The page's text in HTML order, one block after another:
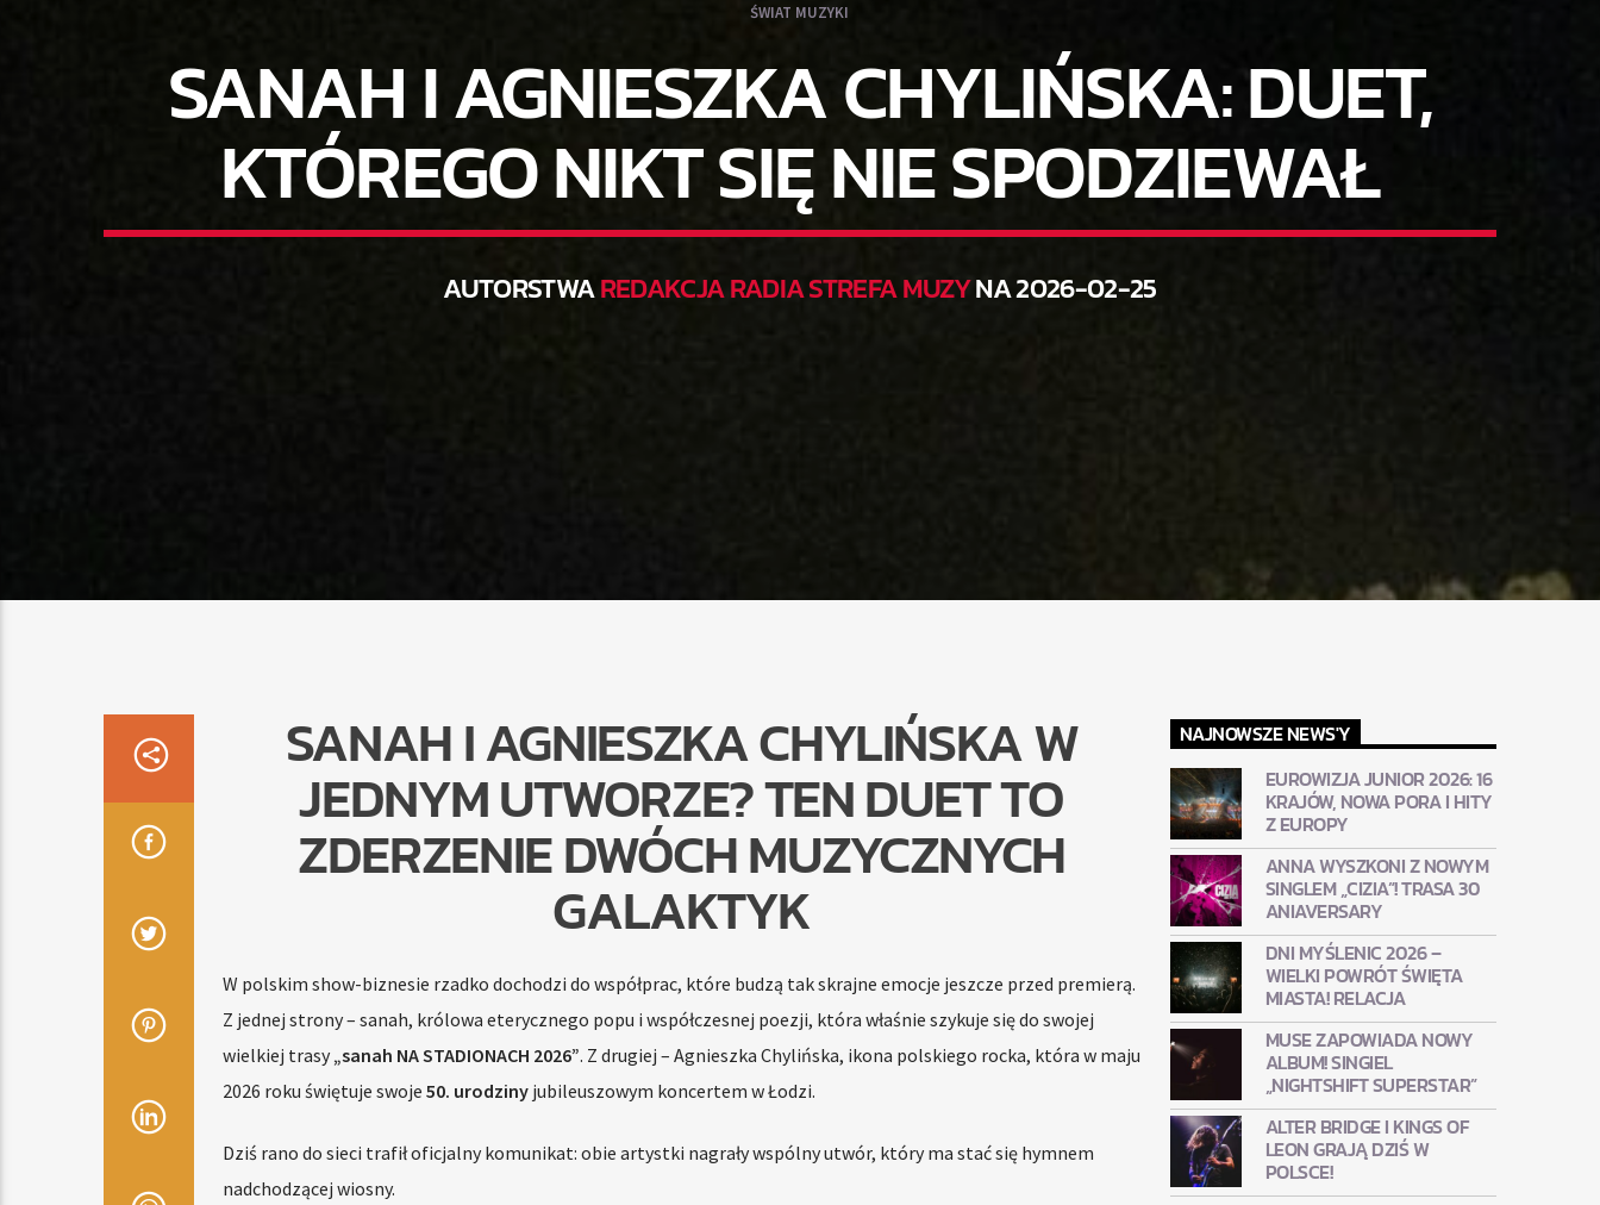
ŚWIAT MUZYKI
SANAH I AGNIESZKA CHYLIŃSKA: DUET,
KTÓREGO NIKT SIĘ NIE SPODZIEWAŁ
AUTORSTWAREDAKCJA RADIA STREFA MUZYNA 2026-02-25
SANAH I AGNIESZKA CHYLIŃSKA W
JEDNYM UTWORZE? TEN DUET TO
ZDERZENIE DWÓCH MUZYCZNYCH
GALAKTYK
W polskim show-biznesie rzadko dochodzi do współprac, które budzą tak skrajne emocje jeszcze przed premierą.
Z jednej strony – sanah, królowa eterycznego popu i współczesnej poezji, która właśnie szykuje się do swojej
wielkiej trasy„sanah NA STADIONACH 2026”. Z drugiej – Agnieszka Chylińska, ikona polskiego rocka, która w maju
2026 roku świętuje swoje 50. urodzinyjubileuszowym koncertem w Łodzi.
Dziś rano do sieci trafił oficjalny komunikat: obie artystki nagrały wspólny utwór, który ma stać się hymnem
nadchodzącej wiosny.
NAJNOWSZE NEWS'Y
EUROWIZJA JUNIOR 2026: 16
KRAJÓW, NOWA PORA I HITY
Z EUROPY
ANNA WYSZKONI Z NOWYM
SINGLEM „CIZIA”! TRASA 30
ANIAVERSARY
DNI MYŚLENIC 2026 –
WIELKI POWRÓT ŚWIĘTA
MIASTA! RELACJA
MUSE ZAPOWIADA NOWY
ALBUM! SINGIEL
„NIGHTSHIFT SUPERSTAR”
ALTER BRIDGE I KINGS OF
LEON GRAJĄ DZIŚ W
POLSCE!